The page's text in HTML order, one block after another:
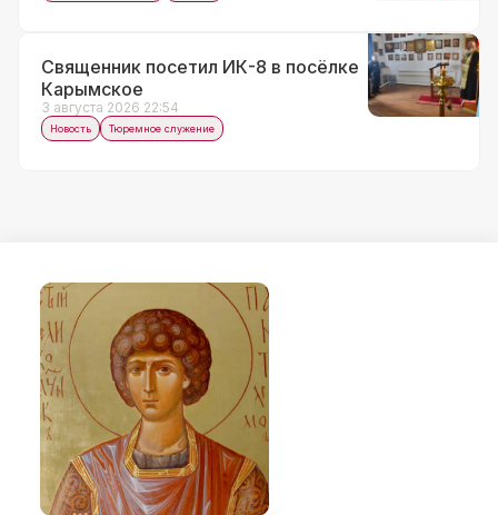
Полезные ссылки
Контакты
Священник посетил ИК-8 в посёлке
Карымское
3 августа 2026 22:54
Новость Тюремное служение